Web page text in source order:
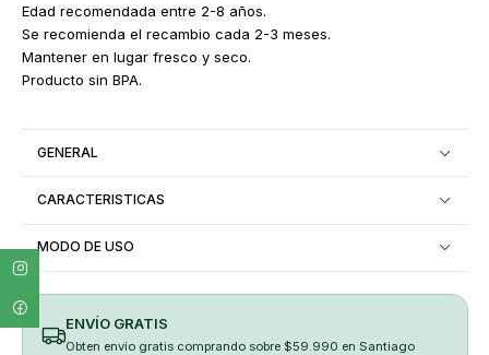
Edad recomendada entre 2-8 años.
Se recomienda el recambio cada 2-3 meses.
Mantener en lugar fresco y seco.
Producto sin BPA.
GENERAL
CARACTERISTICAS
MODO DE USO
ENVÍO GRATIS
Obten envio gratis comprando sobre $59.990 en Santiago